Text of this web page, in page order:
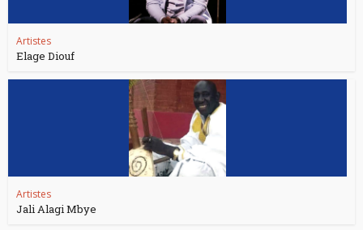
Artistes
Elage Diouf
Artistes
Jali Alagi Mbye